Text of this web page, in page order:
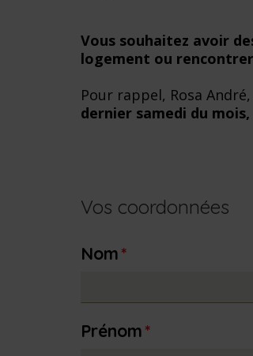
Vous souhaitez avoir
logement ou
Pour rappel, Rosa
dernier samedi du mois,
Vos coordonnées
Nom*
Prénom*